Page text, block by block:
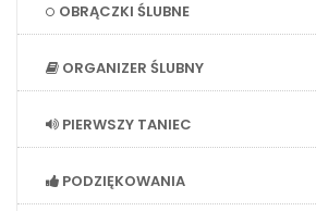
OBRĄCZKI ŚLUBNE
ORGANIZER ŚLUBNY
PIERWSZY TANIEC
PODZIĘKOWANIA